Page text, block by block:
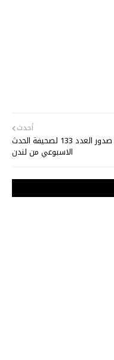
أحدث
صدور العدد 133 لصحيفة الحدث
الاسبوعي من لندن